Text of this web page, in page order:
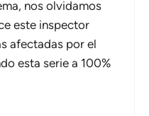
nos olvidamos
este inspector
afectadas por el
esta serie a 100%